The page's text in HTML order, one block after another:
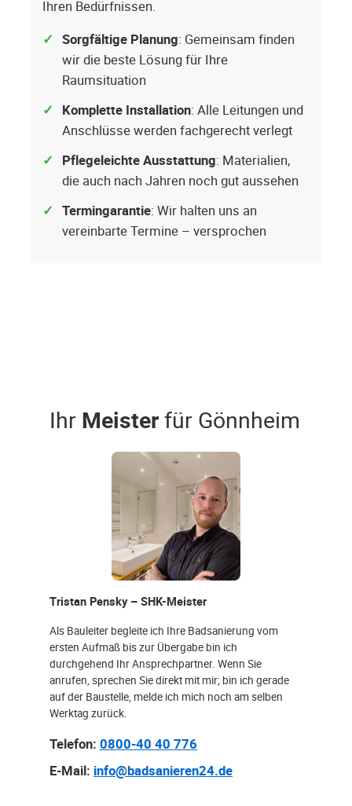
Ihren Bedürfnissen.
Sorgfältige Planung: Gemeinsam finden
wir die beste Lösung für Ihre
Raumsituation
Komplette Installation: Alle Leitungen und
Anschlüsse werden fachgerecht verlegt
Pflegeleichte Ausstattung: Materialien,
die auch nach Jahren noch gut aussehen
Termingarantie: Wir halten uns an
vereinbarte Termine – versprochen
Ihr Meisterfür Gönnheim
Tristan Pensky – SHK-Meister
Als Bauleiter begleite ich Ihre Badsanierung vom
ersten Aufmaß bis zur Übergabe bin ich
durchgehend Ihr Ansprechpartner. Wenn Sie
anrufen, sprechen Sie direkt mit mir; bin ich gerade
auf der Baustelle, melde ich mich noch am selben
Werktag zurück.
Telefon: 0800-40 40 776
E-Mail: info@badsanieren24.de